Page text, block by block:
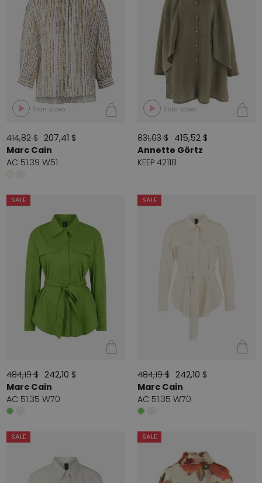
Start video
414,82 $ 207,41 $
Marc Cain
AC 51.39 W51
Start video
831,03 $ 415,52 $
Annette Görtz
KEEP 42118
SALE
484,19 $ 242,10 $
Marc Cain
AC 51.35 W70
SALE
484,19 $ 242,10 $
Marc Cain
AC 51.35 W70
SALE SALE